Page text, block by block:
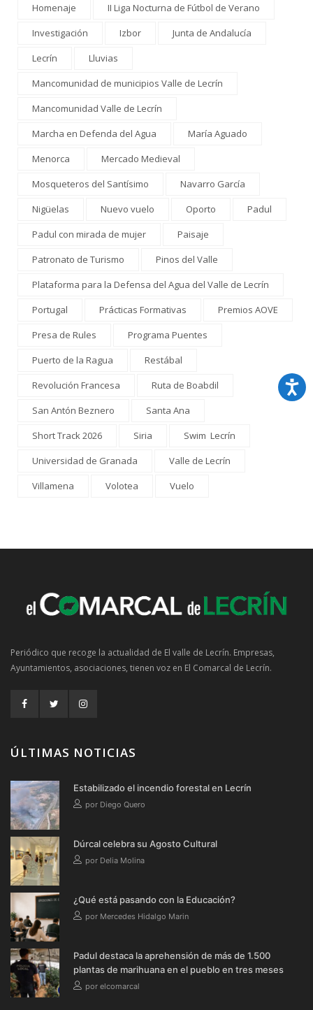
Homenaje
II Liga Nocturna de Fútbol de Verano
Investigación
Izbor
Junta de Andalucía
Lecrín
Lluvias
Mancomunidad de municipios Valle de Lecrín
Mancomunidad Valle de Lecrín
Marcha en Defenda del Agua
María Aguado
Menorca
Mercado Medieval
Mosqueteros del Santísimo
Navarro García
Nigüelas
Nuevo vuelo Oporto
Padul
Padul con mirada de mujer
Paisaje
Patronato de Turismo
Pinos del Valle
Plataforma para la Defensa del Agua del Valle de Lecrín
Portugal
Prácticas Formativas
Premios AOVE
Presa de Rules
Programa Puentes
Puerto de la Ragua
Restábal
Revolución Francesa
Ruta de Boabdil
San Antón Beznero
Santa Ana
Short Track 2026
Siria
Swim Lecrín
Universidad de Granada
Valle de Lecrín
Villamena
Volotea Vuelo
Periódico que recoge la actualidad de El valle de Lecrín. Empresas,
Ayuntamientos, asociaciones, tienen voz en El Comarcal de Lecrín.
ÚLTIMAS NOTICIAS
Estabilizado el incendio forestal en Lecrín
por Diego Quero
Dúrcal celebra su Agosto Cultural
por Delia Molina
¿Qué está pasando con la Educación?
por Mercedes Hidalgo Marin
Padul destaca la aprehensión de más de 1.500
plantas de marihuana en el pueblo en tres meses
por elcomarcal